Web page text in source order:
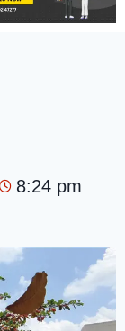
8:24 pm